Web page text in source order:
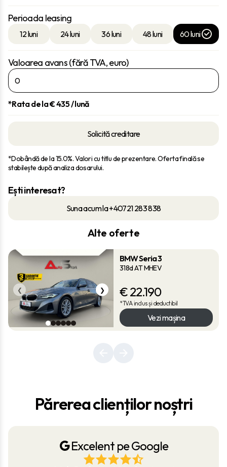
Perioada leasing
12 luni 24 luni 36 luni 48 luni 60 luni
Valoarea avans (fără TVA, euro)
*Rata de la €435/ lună
Solicită creditare
*Dobândă de la 15.0%. Valori cu titlu de prezentare. Oferta finală se
stabilește după analiza dosarului.
Ești interesat?
Suna acum la +40721 283 838
Alte oferte
❮ ❯
BMW Seria 3
318d AT MHEV
€22.190
*TVA inclus și deductibil
Vezi mașina
Părerea clienților noștri
Excelent pe Google